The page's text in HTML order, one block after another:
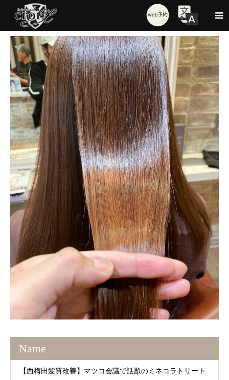
Style 【西梅田髪質改善】マツコ会議で話題のミネコラトリートメント
Name
【西梅田髪質改善】マツコ会議で話題のミネコラトリート